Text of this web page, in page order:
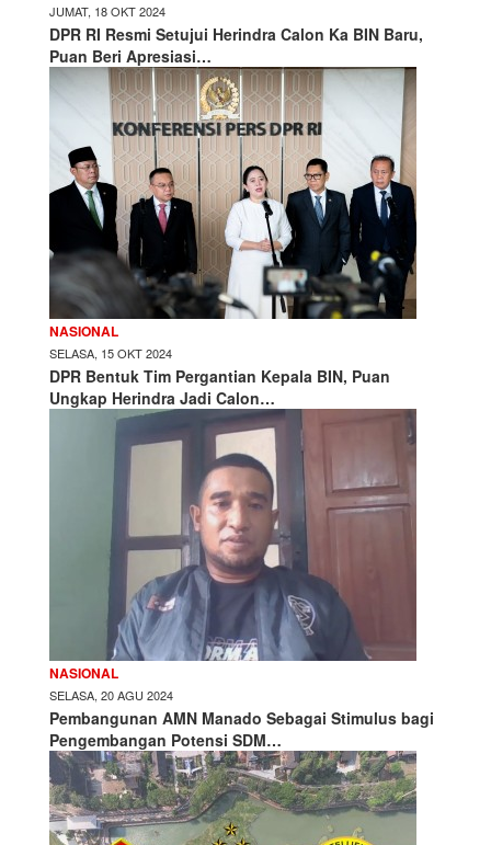
JUMAT, 18 OKT 2024
DPR RI Resmi Setujui Herindra Calon Ka BIN Baru,
Puan Beri Apresiasi…
NASIONAL
SELASA, 15 OKT 2024
DPR Bentuk Tim Pergantian Kepala BIN, Puan
Ungkap Herindra Jadi Calon…
NASIONAL
SELASA, 20 AGU 2024
Pembangunan AMN Manado Sebagai Stimulus bagi
Pengembangan Potensi SDM…